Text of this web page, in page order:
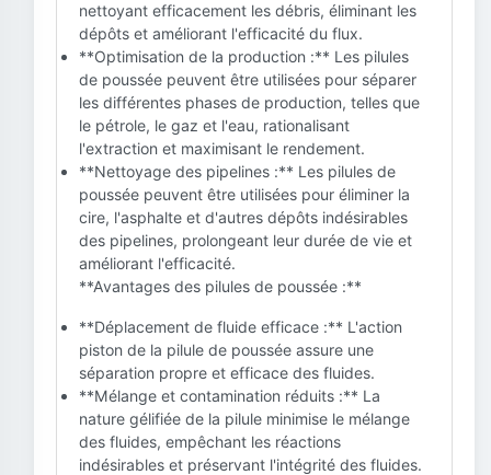
nettoyant efficacement les débris, éliminant les
dépôts et améliorant l'efficacité du flux.
**Optimisation de la production :** Les pilules
de poussée peuvent être utilisées pour séparer
les différentes phases de production, telles que
le pétrole, le gaz et l'eau, rationalisant
l'extraction et maximisant le rendement.
**Nettoyage des pipelines :** Les pilules de
poussée peuvent être utilisées pour éliminer la
cire, l'asphalte et d'autres dépôts indésirables
des pipelines, prolongeant leur durée de vie et
améliorant l'efficacité.
**Avantages des pilules de poussée :**
**Déplacement de fluide efficace :** L'action
piston de la pilule de poussée assure une
séparation propre et efficace des fluides.
**Mélange et contamination réduits :** La
nature gélifiée de la pilule minimise le mélange
des fluides, empêchant les réactions
indésirables et préservant l'intégrité des fluides.